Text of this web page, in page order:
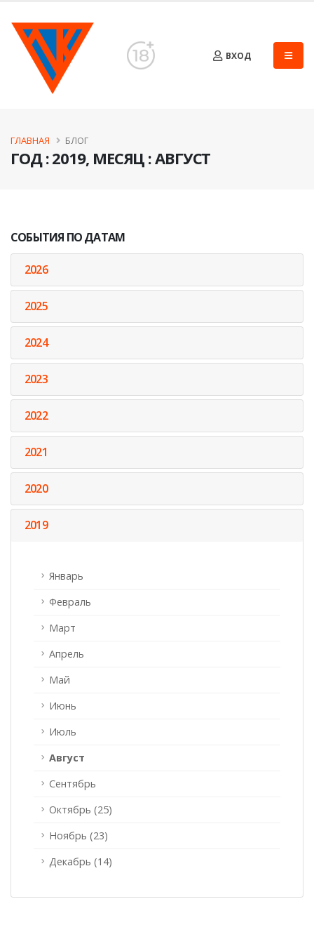
ВХОД
ГОД : 2019, МЕСЯЦ : АВГУСТ
ГЛАВНАЯ БЛОГ
СОБЫТИЯ ПО ДАТАМ
2026
2025
2024
2023
2022
2021
2020
2019
Январь
Февраль
Март
Апрель
Май
Июнь
Июль
Август
Сентябрь
Октябрь (25)
Ноябрь (23)
Декабрь (14)